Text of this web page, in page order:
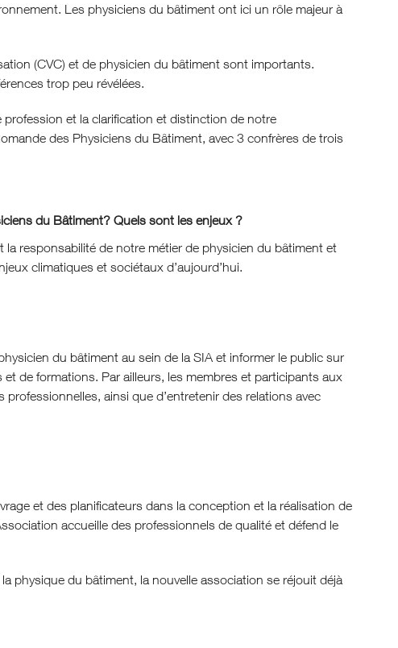
Les physiciens du bâtiment ont ici un rôle majeur à
(CVC) et de physicien du bâtiment sont importants.
trop peu révélées.
et la clarification et distinction de notre
des Physiciens du Bâtiment, avec 3 confrères de trois
du Bâtiment? Quels sont les enjeux ?
responsabilité de notre métier de physicien du bâtiment et
climatiques et sociétaux d’aujourd’hui.
du bâtiment au sein de la SIA et informer le public sur
de formations. Par ailleurs, les membres et participants aux
ainsi que d’entretenir des relations avec
et des planificateurs dans la conception et la réalisation de
accueille des professionnels de qualité et défend le
physique du bâtiment, la nouvelle association se réjouit déjà